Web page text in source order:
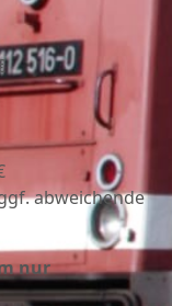
abweichende
nur